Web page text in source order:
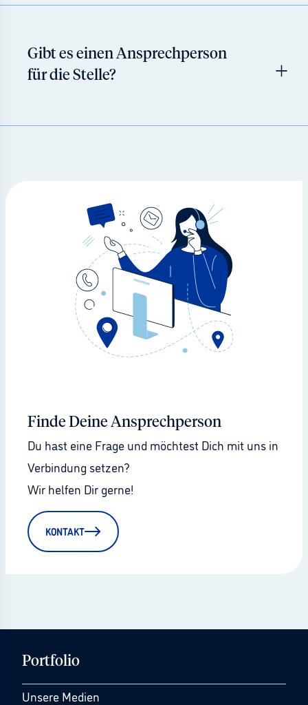
Gibt es einen Ansprechperson
für die Stelle?
Finde Deine Ansprechperson
Du hast eine Frage und möchtest Dich mit uns in
Verbindung setzen?
Wir helfen Dir gerne!
KONTAKT
Portfolio
Unsere Medien